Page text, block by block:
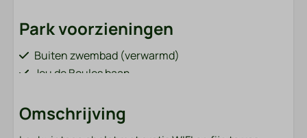
Park voorzieningen
Buiten zwembad (verwarmd)
Jeu de Boules baan
Bar / restaurant (van 1 april tot 31 oktober)
Speeltuin met o.a. kabelbaan en trampoline
Omschrijving